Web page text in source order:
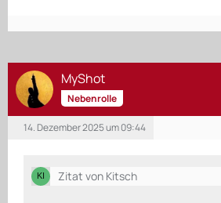
MyShot
Nebenrolle
14. Dezember 2025 um 09:44
Zitat von Kitsch